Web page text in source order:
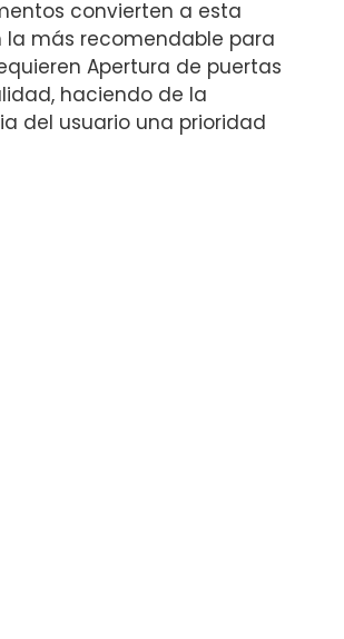
convierten a esta
la más recomendable para
Apertura de puertas
haciendo de la
del usuario una prioridad